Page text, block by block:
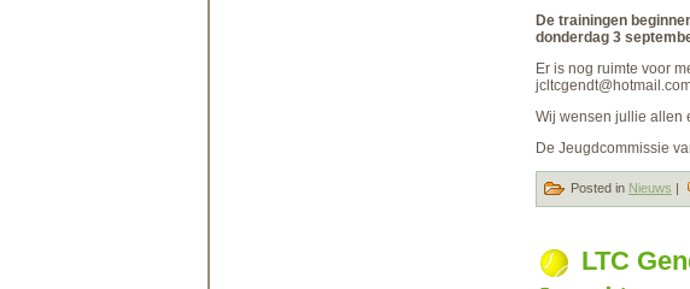
De trainingen
donderdag 3
Er is nog ruimte voor
Wij wensen jullie allen
De Jeugdcommissie
Posted in Nieuws |
LTC